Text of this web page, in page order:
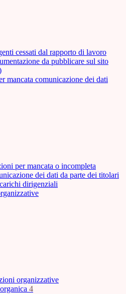
cessati dal rapporto di lavoro
da pubblicare sul sito
mancata comunicazione dei dati
per mancata o incompleta
dei dati da parte dei titolari
dirigenziali
organizzative
4